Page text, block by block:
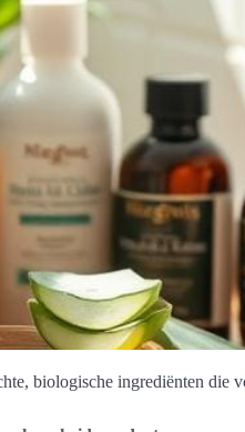
biologische ingrediënten die